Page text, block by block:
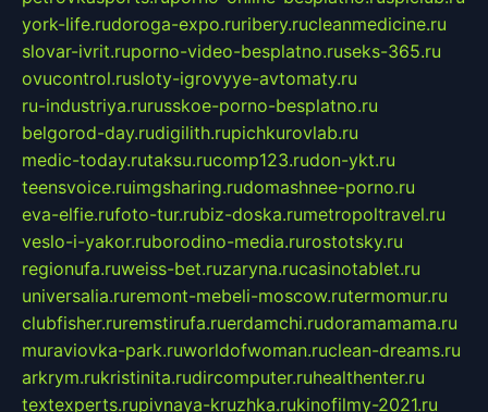
york-life.rudoroga-expo.ruribery.rucleanmedicine.ru
slovar-ivrit.ruporno-video-besplatno.ruseks-365.ru
ovucontrol.rusloty-igrovyye-avtomaty.ru
ru-industriya.rurusskoe-porno-besplatno.ru
belgorod-day.rudigilith.rupichkurovlab.ru
medic-today.rutaksu.rucomp123.rudon-ykt.ru
teensvoice.ruimgsharing.rudomashnee-porno.ru
eva-elfie.rufoto-tur.rubiz-doska.rumetropoltravel.ru
veslo-i-yakor.ruborodino-media.rurostotsky.ru
regionufa.ruweiss-bet.ruzaryna.rucasinotablet.ru
universalia.ruremont-mebeli-moscow.rutermomur.ru
clubfisher.ruremstirufa.ruerdamchi.rudoramamama.ru
muraviovka-park.ruworldofwoman.ruclean-dreams.ru
arkrym.rukristinita.rudircomputer.ruhealthenter.ru
textexperts.rupivnaya-kruzhka.rukinofilmy-2021.ru